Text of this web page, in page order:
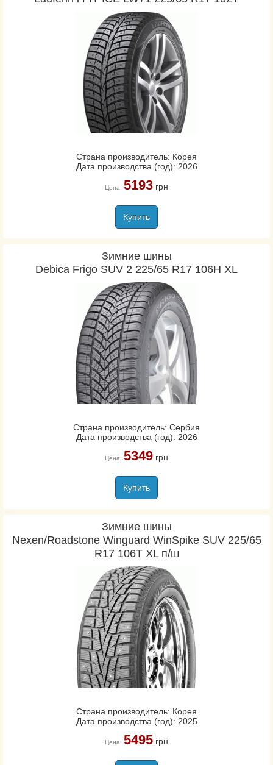
Страна производитель: Корея
Дата производства (год): 2026
Цена: 5193грн
Купить
Зимние шины
Debica Frigo SUV 2 225/65 R17 106H XL
Страна производитель: Сербия
Дата производства (год): 2026
Цена: 5349грн
Купить
Зимние шины
Nexen/Roadstone Winguard WinSpike SUV 225/65
R17 106T XL п/ш
Страна производитель: Корея
Дата производства (год): 2025
Цена: 5495грн